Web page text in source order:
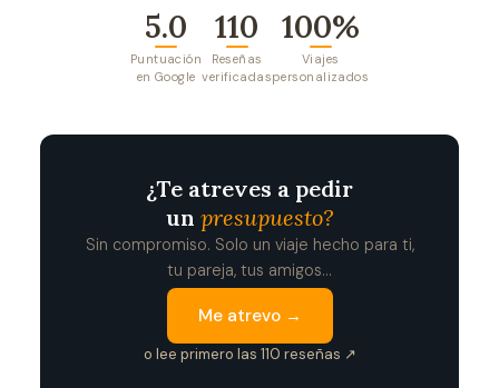
5.0
Puntuación
en Google
110
Reseñas
verificadas
100%
Viajes
personalizados
¿Te atreves a pedir
un presupuesto?
Sin compromiso. Solo un viaje hecho para ti,
tu pareja, tus amigos...
Me atrevo →
o lee primero las 110 reseñas ↗